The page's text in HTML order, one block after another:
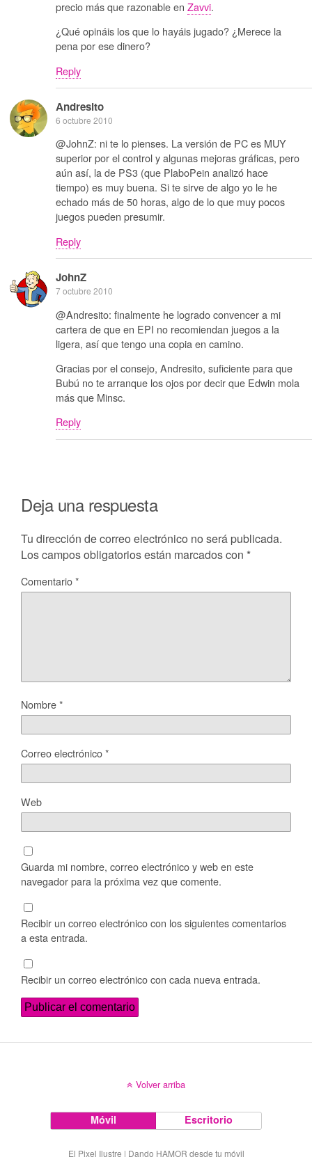
precio más que razonable en Zavvi.
¿Qué opináis los que lo hayáis jugado? ¿Merece la
pena por ese dinero?
Reply
Andresito
6 octubre 2010
@JohnZ: ni te lo pienses. La versión de PC es MUY
superior por el control y algunas mejoras gráficas, pero
aún así, la de PS3 (que PlaboPein analizó hace
tiempo) es muy buena. Si te sirve de algo yo le he
echado más de 50 horas, algo de lo que muy pocos
juegos pueden presumir.
Reply
JohnZ
7 octubre 2010
@Andresito: finalmente he logrado convencer a mi
cartera de que en EPI no recomiendan juegos a la
ligera, así que tengo una copia en camino.
Gracias por el consejo, Andresito, suficiente para que
Bubú no te arranque los ojos por decir que Edwin mola
más que Minsc.
Reply
Deja una respuesta
Tu dirección de correo electrónico no será publicada.
Los campos obligatorios están marcados con *
Comentario*
Nombre*
Correo electrónico*
Web
Guarda mi nombre, correo electrónico y web en este
navegador para la próxima vez que comente.
Recibir un correo electrónico con los siguientes comentarios
a esta entrada.
Recibir un correo electrónico con cada nueva entrada.
Volver arriba
Móvil Escritorio
El Pixel Ilustre | Dando HAMOR desde tu móvil